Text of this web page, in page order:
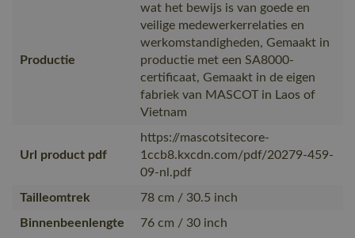
Productie
wat het bewijs is van goede en
veilige medewerkerrelaties en
werkomstandigheden, Gemaakt in
productie met een SA8000-
certificaat, Gemaakt in de eigen
fabriek van MASCOT in Laos of
Vietnam
Url product pdf
https://mascotsitecore-
1ccb8.kxcdn.com/pdf/20279-459-
09-nl.pdf
Tailleomtrek
78 cm / 30.5 inch
Binnenbeenlengte
76 cm / 30 inch